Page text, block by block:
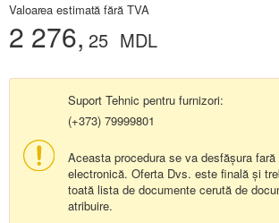
Valoarea estimată fără TVA
2 276, 25 MDL
Suport Tehnic pentru furnizori:
(+373) 79999801
Aceasta procedura se va desfășura
electronică. Oferta Dvs. este finală și
toată lista de documente cerută de
atribuire.